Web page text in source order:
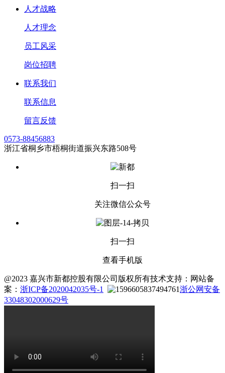
人才战略
人才理念
员工风采
岗位招聘
联系我们
联系信息
留言反馈
0573-88456883
浙江省桐乡市梧桐街道振兴东路508号
扫一扫
关注微信公众号
扫一扫
查看手机版
@2023 嘉兴市新都控股有限公司版权所有技术支持： 网站备
案： 浙ICP备2020042035号-1
浙公网安备
33048302000629号